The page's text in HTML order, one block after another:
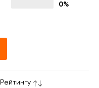
0%
Рейтингу